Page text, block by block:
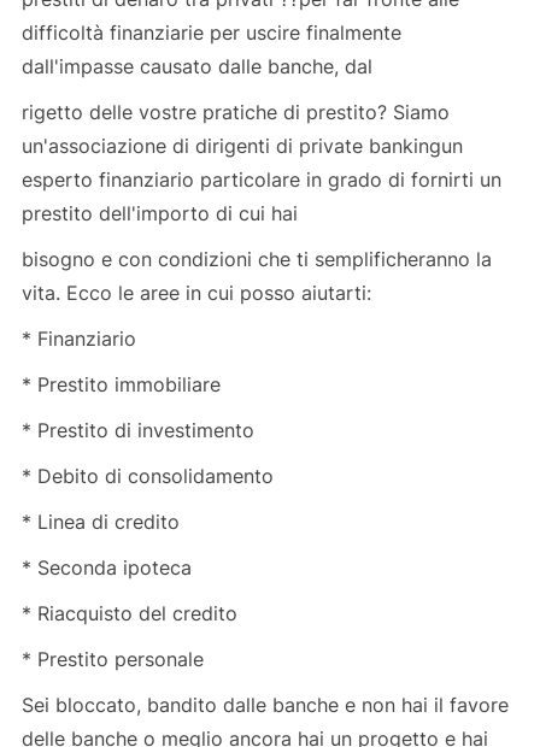
difficoltà finanziarie per uscire finalmente
dall'impasse causato dalle banche, dal
rigetto delle vostre pratiche di prestito? Siamo
un'associazione di dirigenti di private bankingun
esperto finanziario particolare in grado di fornirti un
prestito dell'importo di cui hai
bisogno e con condizioni che ti semplificheranno la
vita. Ecco le aree in cui posso aiutarti:
* Finanziario
* Prestito immobiliare
* Prestito di investimento
* Debito di consolidamento
* Linea di credito
* Seconda ipoteca
* Riacquisto del credito
* Prestito personale
Sei bloccato, bandito dalle banche e non hai il favore
delle banche o meglio ancora hai un progetto e hai